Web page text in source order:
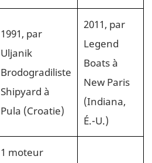
1991, par
Uljanik
Brodogradiliste
Shipyard à
Pula (Croatie)
2011, par
Legend
Boats à
New Paris
(Indiana,
É.-U.)
1 moteur